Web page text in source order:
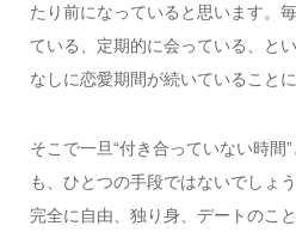
たり前になっていると思います。
ている、定期的に会っている、と
なしに恋愛期間が続いていることに
そこで一旦“付き合っていない時間
も、ひとつの手段ではないでしょ
完全に自由、独り身、デートのこ